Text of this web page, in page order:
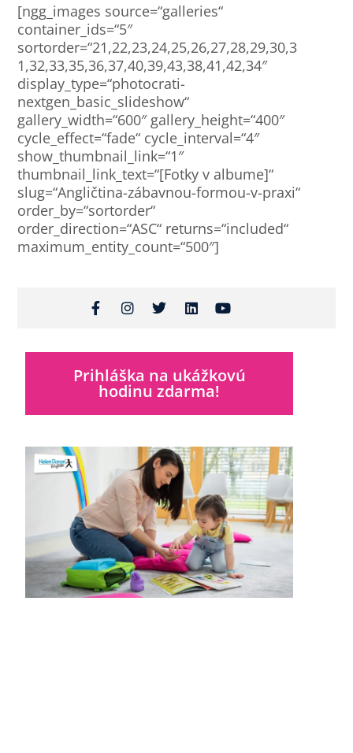
[ngg_images source=“galleries“
container_ids=“5″
sortorder=“21,22,23,24,25,26,27,28,29,30,3
1,32,33,35,36,37,40,39,43,38,41,42,34″
display_type=“photocrati-
nextgen_basic_slideshow“
gallery_width=“600″ gallery_height=“400″
cycle_effect=“fade“ cycle_interval=“4″
show_thumbnail_link=“1″
thumbnail_link_text=“[Fotky v albume]“
slug=“Angličtina-zábavnou-formou-v-praxi“
order_by=“sortorder“
order_direction=“ASC“ returns=“included“
maximum_entity_count=“500″]
Prihláška na ukážkovú
hodinu zdarma!